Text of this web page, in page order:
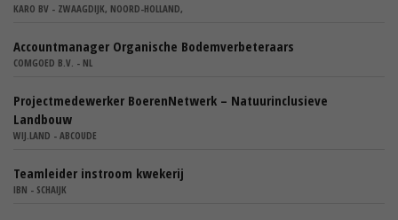
KARO BV - ZWAAGDIJK, NOORD-HOLLAND,
Accountmanager Organische Bodemverbeteraars
COMGOED B.V. - NL
Projectmedewerker BoerenNetwerk – Natuurinclusieve
Landbouw
WIJ.LAND - ABCOUDE
Teamleider instroom kwekerij
IBN - SCHAIJK